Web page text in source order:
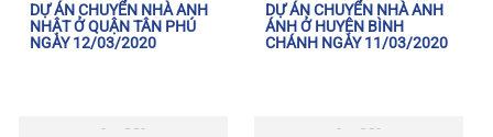
DỰ ÁN CHUYỂN NHÀ ANH
NHẬT Ở QUẬN TÂN PHÚ
NGÀY 12/03/2020
DỰ ÁN CHUYỂN NHÀ ANH
ÁNH Ở HUYỆN BÌNH
CHÁNH NGÀY 11/03/2020